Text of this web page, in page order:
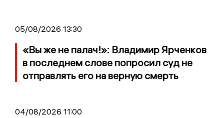
05/08/2026 13:30
«Вы же не палач!»: Владимир Ярченков
в последнем слове попросил суд не
отправлять его на верную смерть
04/08/2026 11:00